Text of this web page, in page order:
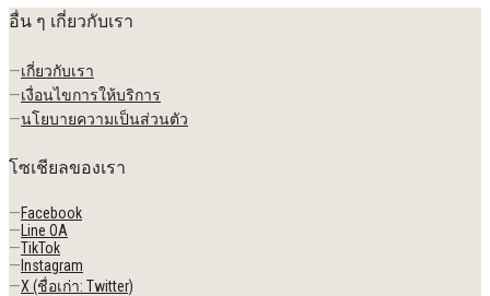
อื่น ๆ เกี่ยวกับเรา
—เกี่ยวกับเรา
—เงื่อนไขการให้บริการ
—นโยบายความเป็นส่วนตัว
โซเชียลของเรา
—Facebook
— Line OA
—TikTok
— Instagram
—X (ชื่อเก่า: Twitter)